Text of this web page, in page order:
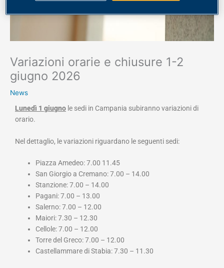
Variazioni orarie e chiusure 1-2
giugno 2026
News
Lunedì 1 giugno le sedi in Campania subiranno variazioni di
orario.
Nel dettaglio, le variazioni riguardano le seguenti sedi:
Piazza Amedeo: 7.00 11.45
San Giorgio a Cremano: 7.00 – 14.00
Stanzione: 7.00 – 14.00
Pagani: 7.00 – 13.00
Salerno: 7.00 – 12.00
Maiori: 7.30 – 12.30
Cellole: 7.00 – 12.00
Torre del Greco: 7.00 – 12.00
Castellammare di Stabia: 7.30 – 11.30